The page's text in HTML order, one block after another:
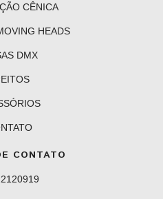
CÊNICA
HEADS
DMX
CONTATO